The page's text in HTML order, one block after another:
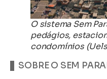
O sistema Sem
pedágios,
condomínios
SOBRE O SEM